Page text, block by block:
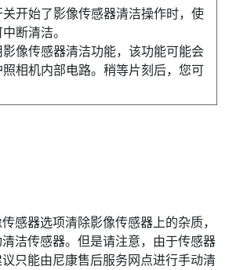
开始了影像传感器清洁操作时，使
断清洁。
像传感器清洁功能，该功能可能会
相机内部电路。稍等片刻后，您可
感器选项清除影像传感器上的杂质，
洁传感器。但是请注意，由于传感器
只能由尼康售后服务网点进行手动清